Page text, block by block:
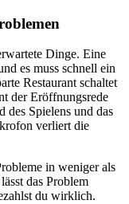
Dinge. Eine
es muss schnell ein
Restaurant schaltet
der Eröffnungsrede
des Spielens und das
verliert die
in weniger als
das Problem
du wirklich.